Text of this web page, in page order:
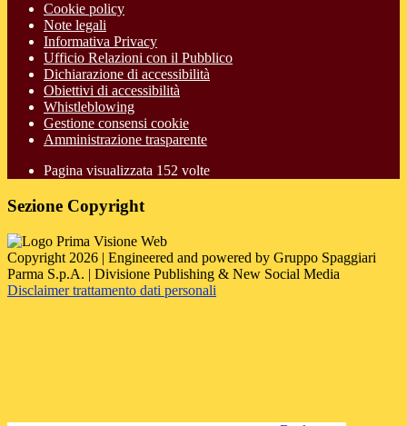
Cookie policy
Note legali
Informativa Privacy
Ufficio Relazioni con il Pubblico
Dichiarazione di accessibilità
Obiettivi di accessibilità
Whistleblowing
Gestione consensi cookie
Amministrazione trasparente
Pagina visualizzata 152 volte
Sezione Copyright
Copyright 2026 | Engineered and powered by Gruppo Spaggiari
Parma S.p.A. | Divisione Publishing & New Social Media
Disclaimer trattamento dati personali